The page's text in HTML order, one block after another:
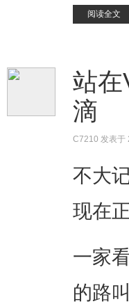
阅读全文
站
滴
C7210 发表于
不大
现在
一家
的路